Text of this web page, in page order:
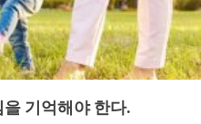
기억해야 한다.